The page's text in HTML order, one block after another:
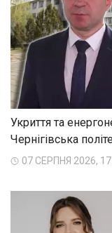
Укриття та
Чернігівська
07 СЕРПНЯ 2026,